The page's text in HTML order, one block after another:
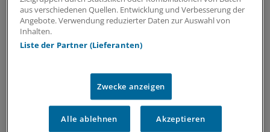
Beispiel über das AMNOG;
Zentrenbildung im stationären Sektor, über die so
hohe Fallzahlen erreicht werden, dass die
Overheadkosten sinken und die Qualität steigt;
Bedarfsplanung, um teure Doppelstrukturen zu
Ausrichtung der Qualitätssicherung auf Diagnose-
und Indikationsqualität;
aus verschiedenen Quellen. Entwicklung und Verbesserung der
Angebote. Verwendung reduzierter Daten zur Auswahl von
Inhalten.
Liste der Partner (Lieferanten)
Zwecke anzeigen
Alle ablehnen Akzeptieren